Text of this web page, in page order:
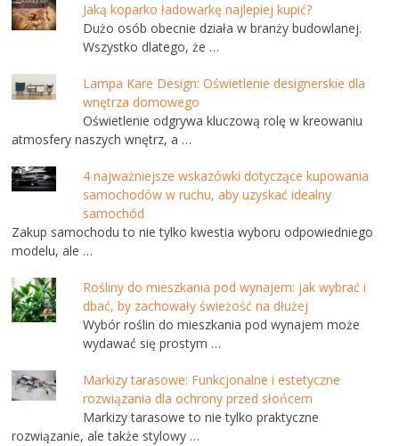
Jaką koparko ładowarkę najlepiej kupić?
Dużo osób obecnie działa w branży budowlanej.
Wszystko dlatego, że …
Lampa Kare Design: Oświetlenie designerskie dla
wnętrza domowego
Oświetlenie odgrywa kluczową rolę w kreowaniu
atmosfery naszych wnętrz, a …
4 najważniejsze wskazówki dotyczące kupowania
samochodów w ruchu, aby uzyskać idealny
samochód
Zakup samochodu to nie tylko kwestia wyboru odpowiedniego
modelu, ale …
Rośliny do mieszkania pod wynajem: jak wybrać i
dbać, by zachowały świeżość na dłużej
Wybór roślin do mieszkania pod wynajem może
wydawać się prostym …
Markizy tarasowe: Funkcjonalne i estetyczne
rozwiązania dla ochrony przed słońcem
Markizy tarasowe to nie tylko praktyczne
rozwiązanie, ale także stylowy …